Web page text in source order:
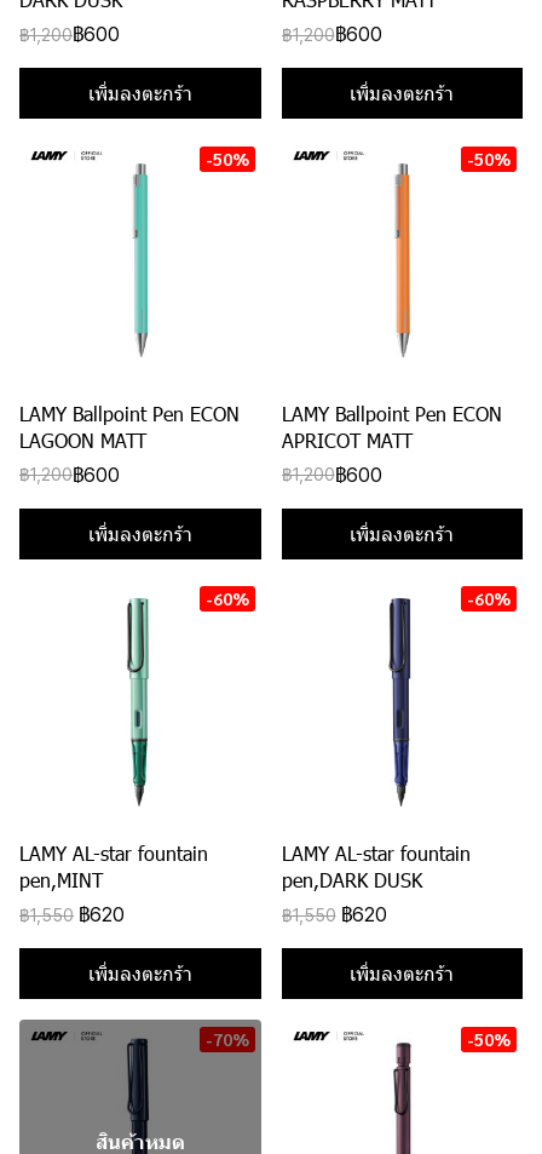
฿1,200฿600
เพิ่มลงตะกร้า
฿1,200฿600
เพิ่มลงตะกร้า
-50%
LAMY Ballpoint Pen ECON
LAGOON MATT
฿1,200฿600
เพิ่มลงตะกร้า
-50%
LAMY Ballpoint Pen ECON
APRICOT MATT
฿1,200฿600
เพิ่มลงตะกร้า
-60%
LAMY AL-star fountain
pen,MINT
฿1,550 ฿620
เพิ่มลงตะกร้า
-60%
LAMY AL-star fountain
pen,DARK DUSK
฿1,550 ฿620
เพิ่มลงตะกร้า
-70%
สินค้าหมด
-50%